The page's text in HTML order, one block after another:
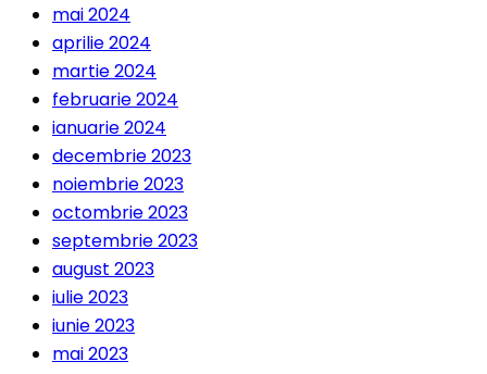
mai 2024
aprilie 2024
martie 2024
februarie 2024
ianuarie 2024
decembrie 2023
noiembrie 2023
octombrie 2023
septembrie 2023
august 2023
iulie 2023
iunie 2023
mai 2023